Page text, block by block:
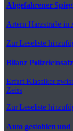
Abgefahrener
Artern Harzstraße in
Zur Leseliste
Bilanz
Erfurt Klassiker
Zeiss
Zur Leseliste
Auto gestohlen